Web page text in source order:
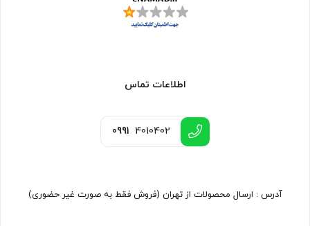
اطلاعات تماس
0991 4010402
آدرس : ارسال محصولات از تهران (فروش فقط به صورت غیر حضوری)